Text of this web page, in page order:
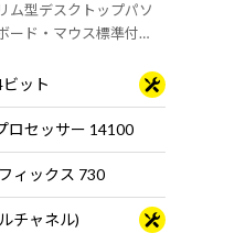
ム型デスクトップパソ
ード・マウス標準付
ット
ロセッサー 14100
ィックス 730
チャネル)